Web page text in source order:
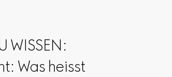
WISSEN:
Was heisst